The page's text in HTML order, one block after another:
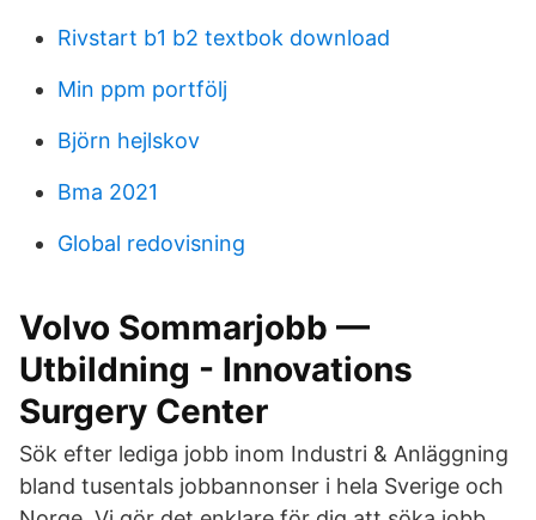
Rivstart b1 b2 textbok download
Min ppm portfölj
Björn hejlskov
Bma 2021
Global redovisning
Volvo Sommarjobb —
Utbildning - Innovations
Surgery Center
Sök efter lediga jobb inom Industri & Anläggning
bland tusentals jobbannonser i hela Sverige och